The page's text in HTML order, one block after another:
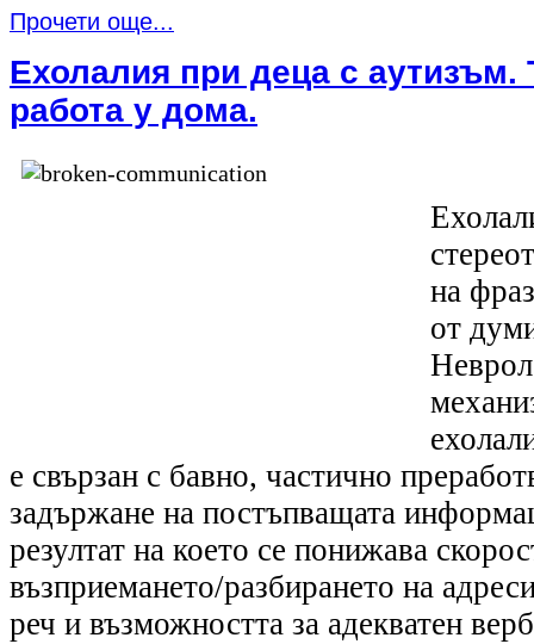
Прочети още...
Ехолалия при деца с аутизъм.
работа у дома.
на
от
е свързан с бавно, частично
задържане на постъпващата
резултат на което се понижава
възприемането/разбирането на
реч и възможността за адекватен